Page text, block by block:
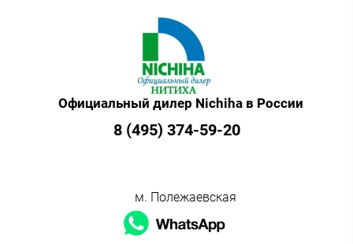
Официальный дилер Nichiha в России
8 (495) 374-59-20
м. Полежаевская